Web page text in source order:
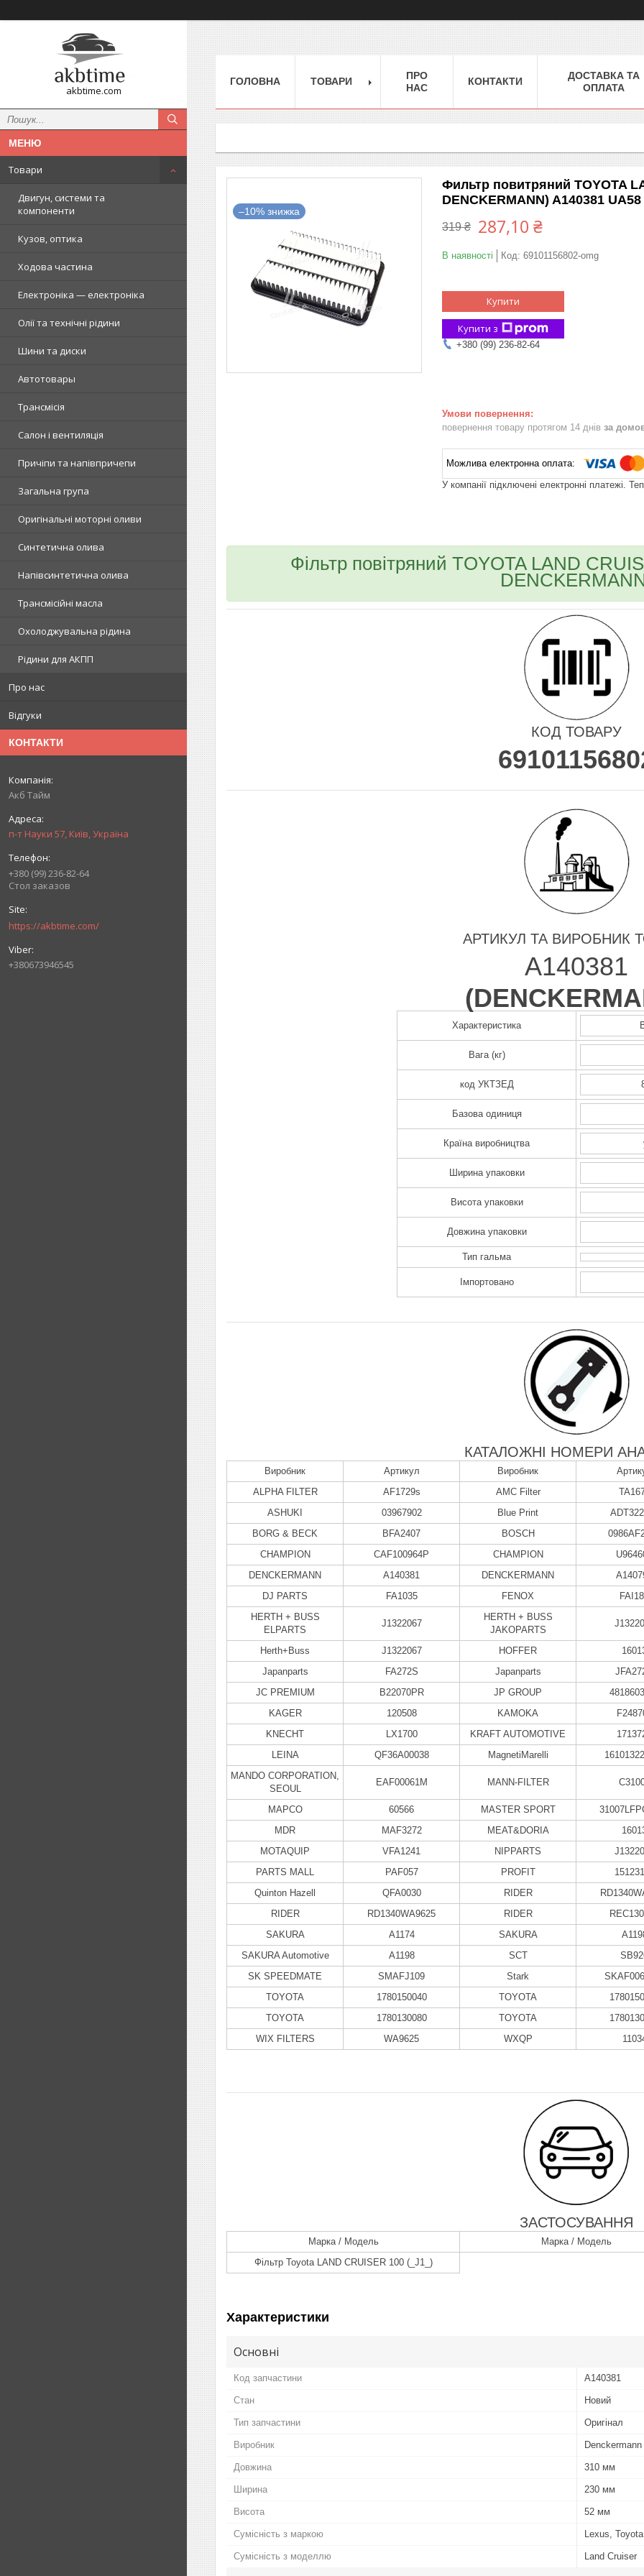
akbtime.com
Товари
Двигун, системи та
компоненти
Кузов, оптика
Ходова частина
Електроніка — електроніка
Олії та технічні рідини
Шини та диски
Автотовары
Трансмісія
Салон і вентиляція
Причіпи та напівпричепи
Загальна група
Оригінальні моторні оливи
Синтетична олива
Напівсинтетична олива
Трансмісійні масла
Охолоджувальна рідина
Рідини для АКПП
Про нас
Відгуки
КОНТАКТИ
Акб Тайм
п-т Науки 57, Київ, Україна
+380 (99) 236-82-64
Стол заказов
https://akbtime.com/
+380673946545
ГОЛОВНА ТОВАРИ
ПРО
НАС
КОНТАКТИ
ДОСТАВКА ТА
ОПЛАТА
–10%
Фильтр повитряний TOYOTA
DENCKERMANN) A140381 UA58
319 ₴ 287,10 ₴
В наявності Код: 69101156802-omg
Купити
Купити з
+380 (99) 236-82-64
повернення товару протягом 14 днів за
У компанії підключені електронні платежі.
Фільтр повітряний TOYOTA LAND
КОД ТОВАРУ
АРТИКУЛ ТА ВИРОБНИК
A140381
(
Характеристика
Вага (кг)
код УКТЗЕД
Базова одиниця
Країна виробництва
Ширина упаковки
Висота упаковки
Довжина упаковки
Тип гальма
Імпортовано
КАТАЛОЖНІ НОМЕРИ
Виробник Артикул Виробник
ALPHA FILTER
AF1729s AMC Filter
ASHUKI
03967902 Blue Print
BORG & BECK
BFA2407 BOSCH
CHAMPION
CAF100964P CHAMPION
DENCKERMANN
A140381 DENCKERMANN
DJ PARTS
FA1035 FENOX
HERTH + BUSS
ELPARTS
J1322067
HERTH + BUSS
JAKOPARTS
Herth+Buss J1322067 HOFFER
Japanparts
FA272S Japanparts
JC PREMIUM
B22070PR JP GROUP
KAGER
120508 KAMOKA
KNECHT
LX1700 KRAFT AUTOMOTIVE
LEINA
QF36A00038 MagnetiMarelli
MANDO CORPORATION,
SEOUL
EAF00061M MANN-FILTER
MAPCO 60566 MASTER SPORT
MDR
MAF3272 MEAT&DORIA
MOTAQUIP
VFA1241 NIPPARTS
PARTS MALL
PAF057 PROFIT
Quinton Hazell
QFA0030 RIDER
RIDER
RD1340WA9625 RIDER
SAKURA
A1174 SAKURA
SAKURA Automotive
A1198 SCT
SK SPEEDMATE
SMAFJ109 Stark
TOYOTA
1780150040 TOYOTA
TOYOTA
1780130080 TOYOTA
WIX FILTERS
WA9625 WXQP
ЗАСТОСУВАННЯ
Марка / Модель Марка / Модель
Фільтр Toyota LAND CRUISER 100 (_J1_)
Характеристики
Основні
Код запчастини A140381
Стан Новий
Тип запчастини Оригінал
Виробник Denckermann
Довжина 310 мм
Ширина 230 мм
Висота 52 мм
Сумісність з маркою Lexus, Toyota
Сумісність з моделлю Land Cruiser